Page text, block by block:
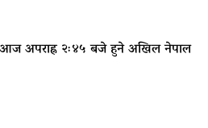
आज अपराह्न २ः४५ बजे हुने अखिल नेपाल